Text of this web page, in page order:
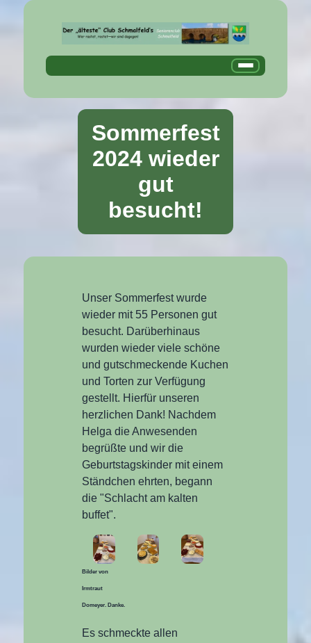
Sommerfest
2024 wieder
gut
besucht!
Unser Sommerfest wurde
wieder mit 55 Personen gut
besucht. Darüberhinaus
wurden wieder viele schöne
und gutschmeckende Kuchen
und Torten zur Verfügung
gestellt. Hierfür unseren
herzlichen Dank! Nachdem
Helga die Anwesenden
begrüßte und wir die
Geburtstagskinder mit einem
Ständchen ehrten, begann
die "Schlacht am kalten
buffet".
Bilder von
Irmtraut
Domeyer. Danke.
Es schmeckte allen